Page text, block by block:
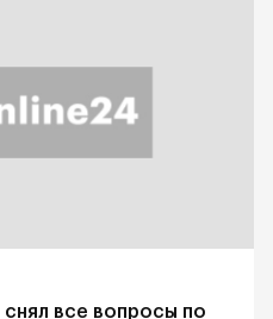
все вопросы по